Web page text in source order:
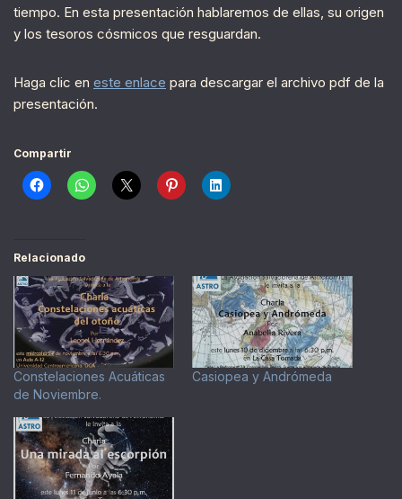
tiempo. En esta presentación hablaremos de ellas, su origen
y los tesoros cósmicos que resguardan.
Haga clic en este enlace para descargar el archivo pdf de la
presentación.
Compartir
Relacionado
Constelaciones Acuáticas
de Noviembre.
Casiopea y Andrómeda